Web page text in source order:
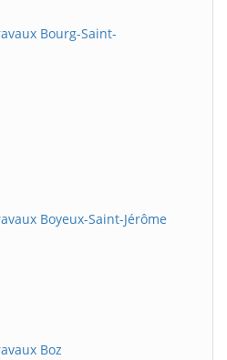
Bourg-Saint-
Boyeux-Saint-Jérôme
Boz